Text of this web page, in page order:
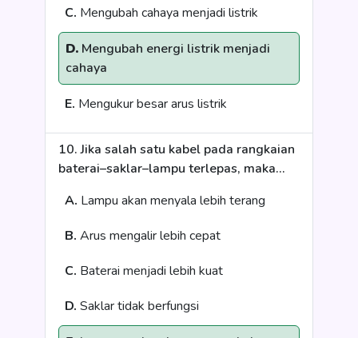
C. Mengubah cahaya menjadi listrik
D. Mengubah energi listrik menjadi
cahaya
E. Mengukur besar arus listrik
10. Jika salah satu kabel pada rangkaian
baterai–saklar–lampu terlepas, maka...
A. Lampu akan menyala lebih terang
B. Arus mengalir lebih cepat
C. Baterai menjadi lebih kuat
D. Saklar tidak berfungsi